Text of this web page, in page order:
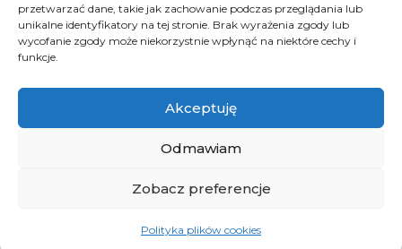
przetwarzać dane, takie jak zachowanie podczas przeglądania lub
unikalne identyfikatory na tej stronie. Brak wyrażenia zgody lub
wycofanie zgody może niekorzystnie wpłynąć na niektóre cechy i
funkcje.
Akceptuję
Odmawiam
Zobacz preferencje
Polityka plików cookies
Polityka prywatności
Klauzula informacyjna RODO
© 2026 Samorząd Województwa Opolskiego